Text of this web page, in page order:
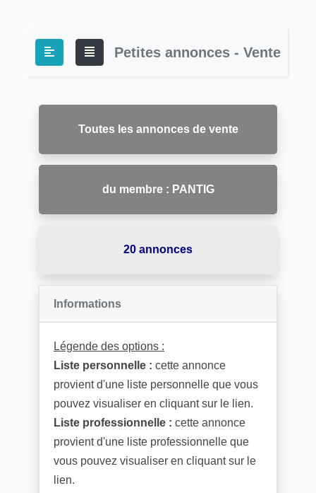
Petites annonces - Vente
Toutes les annonces de vente
du membre : PANTIG
20 annonces
Informations
Légende des options :
Liste personnelle : cette annonce
provient d'une liste personnelle que vous
pouvez visualiser en cliquant sur le lien.
Liste professionnelle : cette annonce
provient d'une liste professionnelle que
vous pouvez visualiser en cliquant sur le
lien.